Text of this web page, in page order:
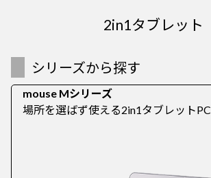
2in1タブレット
シリーズから探す
mouse Mシリーズ
場所を選ばず使える2in1タブレットPC